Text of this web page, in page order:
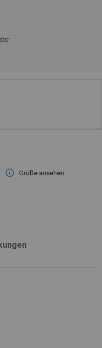
Größe ansehen